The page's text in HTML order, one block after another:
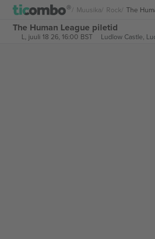
Muusika Rock The
The Human League piletid
L, juuli 18 26, 16:00 BST Ludlow Castle,